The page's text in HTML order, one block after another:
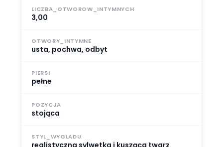
LICZBA_OTWOROW_INTYMNYCH
3,00
OTWORY_INTYMNE
usta, pochwa, odbyt
PIERSI
pełne
POZYCJA
stojąca
STYL_WYGLADU
realistyczna sylwetka i kusząca twarz